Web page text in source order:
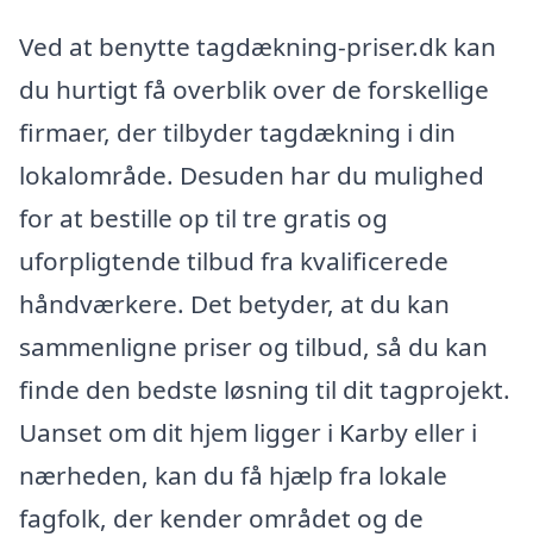
Ved at benytte tagdækning-priser.dk kan
du hurtigt få overblik over de forskellige
firmaer, der tilbyder tagdækning i din
lokalområde. Desuden har du mulighed
for at bestille op til tre gratis og
uforpligtende tilbud fra kvalificerede
håndværkere. Det betyder, at du kan
sammenligne priser og tilbud, så du kan
finde den bedste løsning til dit tagprojekt.
Uanset om dit hjem ligger i Karby eller i
nærheden, kan du få hjælp fra lokale
fagfolk, der kender området og de